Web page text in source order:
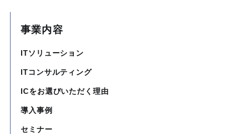
事業内容
ITソリューション
ITコンサルティング
ICをお選びいただく理由
導入事例
セミナー